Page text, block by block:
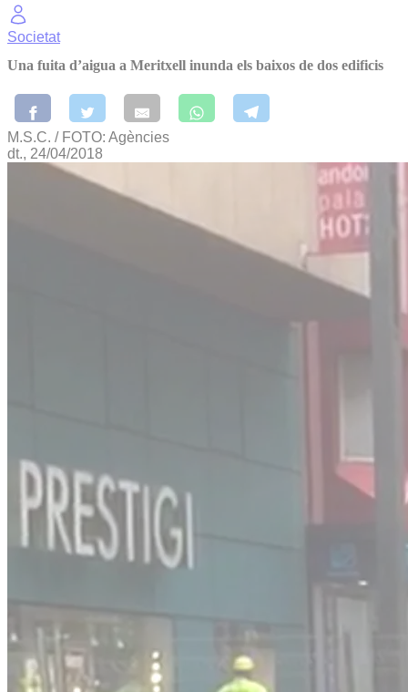
Societat
Una fuita d’aigua a Meritxell inunda els baixos de dos edificis
M.S.C. / FOTO: Agències
dt., 24/04/2018